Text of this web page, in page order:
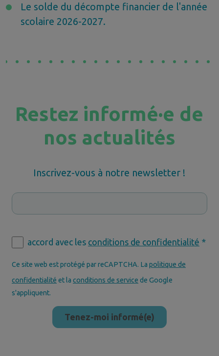
Le solde du décompte financier de l'année
scolaire 2026-2027.
Restez informé·e de
nos actualités
Inscrivez-vous à notre newsletter !
accord avec les conditions de confidentialité *
Ce site web est protégé par reCAPTCHA. La politique de
confidentialité et la conditions de service de Google
s'appliquent.